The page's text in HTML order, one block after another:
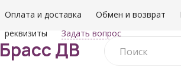
Оплата и доставка Обмен и возврат
реквизиты
Задать вопрос
Брасс ДВ